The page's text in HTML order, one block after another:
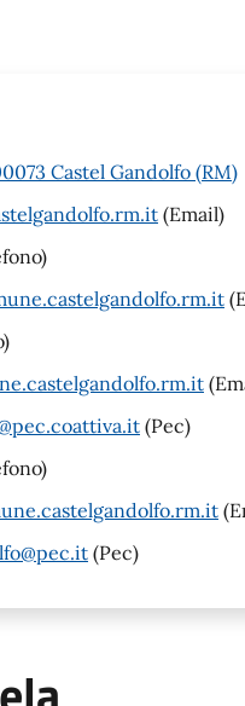
Castel Gandolfo (RM)
(Email)
(Pec)
(Pec)